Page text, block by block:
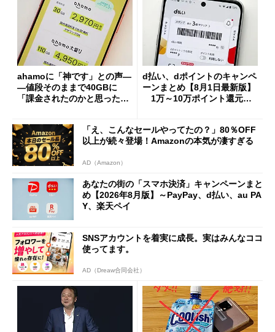
ahamoに「神です」との声―
―値段そのままで40GBに
「課金されたのかと思った」
d払い、dポイントのキャンペ
ーンまとめ【8月1日最新版】
1万～10万ポイント還元の
「え、こんなセールやってたの？」80％OFF
以上が続々登場！Amazonの本気が凄すぎる
AD（Amazon）
あなたの街の「スマホ決済」キャンペーンまと
め【2026年8月版】～PayPay、d払い、au PA
Y、楽天ペイ
SNSアカウントを着実に成長。実はみんなココ
使ってます。
AD（Dreaw合同会社）